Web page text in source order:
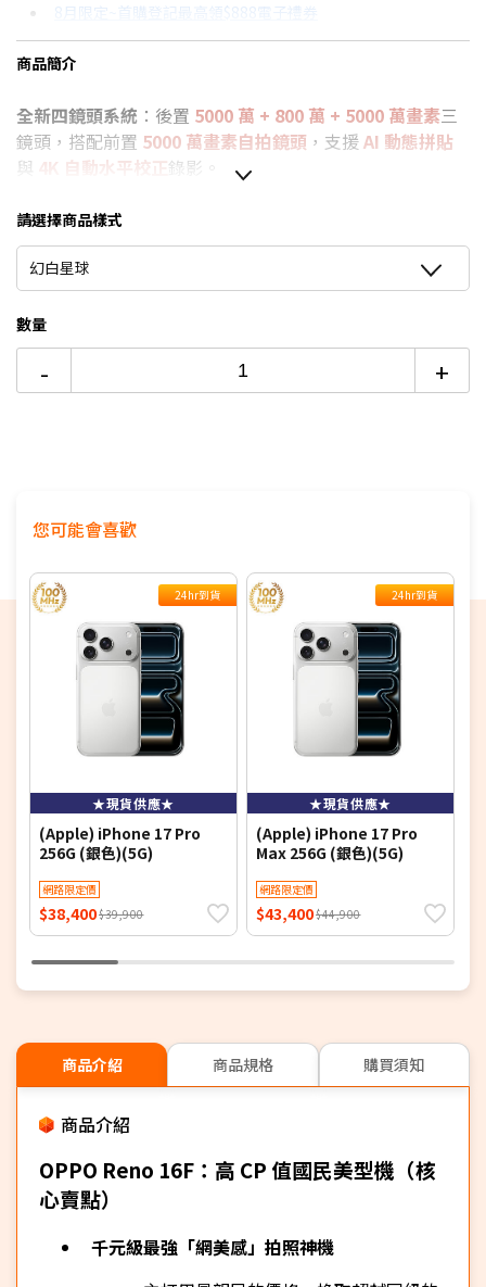
6期 0利率
12期 0利率
6期
24期
$1,415
$778
7家銀行/業者
18家銀行/業者
8月限定~首購登記最高領$888電子禮券
台灣大哥大Open Possible聯名卡滿額最高回饋25%
★舊機回收★限量加碼10%回饋
更多信用卡分期0利率滿額享回饋
5G手機精選推薦→點我看達人教你買
AI手機有哪些？→點我看達人教你買
推薦支援NRCA手機→點我看達人教你買
商品簡介
全新四鏡頭系統 ：後置 5000 萬 + 800 萬 + 5000 萬畫素三
鏡頭，搭配前置 5000 萬畫素自拍鏡頭 ，支援AI 動態拼貼
與 4K 自動水平校正錄影。
模型，提供個人化專業支援
旗艦效能優化：採用高通Snapdragon 7 Gen4先進 4nm
晶片，結合
HyperBoost 3.0，效能流暢靈敏。
極致輕薄美學：
藝，機身纖薄輕盈，配備 120Hz 高色域煥彩大螢幕。
強悍耐用防護：
IP69K 滿級防塵防水
竊盜防護
與私密運算雲端，ColorOS 系統更提供長達 6 年的穩定流
支援NRCA
7/1-7/31全通路購Reno16登錄抽Watch X3(5台)，台哥大
獨家加碼抽Enco Air5 Pro(5台)：
https://app.oppo-
請選擇商品樣式
幻白星球
數量
- +
您可能會喜歡
24hr到貨
★現貨供應★
(Apple) iPhone 17 Pro
256G (銀色)(5G)
網路限定價
$38,400$39,900
24hr到貨
★現貨供應★
(Apple) iPhone 17 Pro
Max 256G (銀色)(5G)
網路限定價
$43,400$44,900
商品介紹 商品規格 購買須知
商品介紹
OPPO Reno 16F：高 CP 值國民美型機（核
心賣點）
千元級最強「網美感」拍照神機